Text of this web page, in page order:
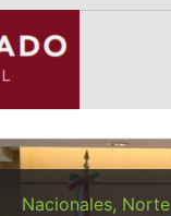
Nacionales, Norte